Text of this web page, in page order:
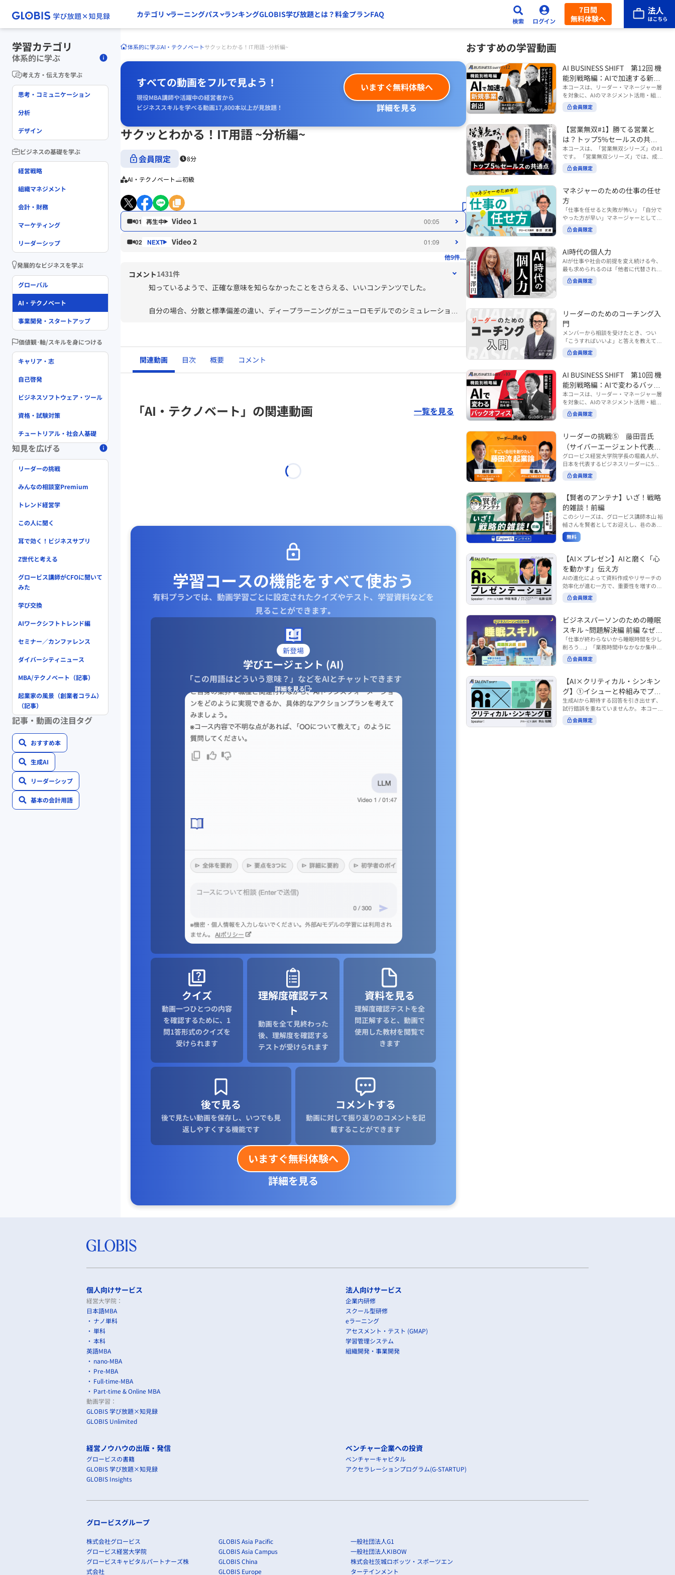
カテゴリ ラーニングパス ランキングGLOBIS学び放題とは？料金プランFAQ
7日間
無料体験へ
体系的に学ぶAI・テクノベートサクッとわかる！IT用語 ~分析編~
すべての動画をフルで見よう！
現役MBA講師や活躍中の経営者から
ビジネススキルを学べる動画17,800本以上が見放題！
いますぐ無料体験へ
詳細を見る
サクッとわかる！IT用語 ~分析編~
会員限定 8分
AI・テクノベート 初級
01 Video 1 00:05
02 Video 2
01:09
他9件...
コメント1431件
知っているようで、正確な意味を知らなかったことをさらえる、いいコンテンツでした。
自分の場合、分散と標準偏差の違い、ディープラーニングがニューロモデルでのシミュレーション
関連動画 目次 概要 コメント
「AI・テクノベート」の関連動画 一覧を見る
学習コースの機能をすべて使おう
有料プランでは、動画学習ごとに設定されたクイズやテスト、学習資料などを
見ることができます｡
新登場
学びエージェント (AI)
「この用語はどういう意味？」などをAIとチャットできます
詳細を見る
クイズ
動画一つひとつの内容
を確認するために、1
問1答形式のクイズを
受けられます
理解度確認テス
ト
動画を全て見終わった
後、理解度を確認する
テストが受けられます
資料を見る
理解度確認テストを全
問正解すると、動画で
使用した教材を閲覧で
きます
後で見る
後で見たい動画を保存し、いつでも見
返しやすくする機能です
コメントする
動画に対して振り返りのコメントを記
載することができます
いますぐ無料体験へ
詳細を見る
おすすめの学習動画
AI BUSINESS SHIFT 第12回 機
能別戦略編：AIで加速する新規
事業の創出
本コースは、リーダー・マネージャー層
を対象に、AIのマネジメント活用・組織
活用を体系的に学ぶ 『AI BUSINESS SHI
FTシリーズ（全12回）』の第12回で
る新規事業の創出」では、新規事業やス
タートアップを取り巻く環境がどのよう
に変化しているのかを俯瞰し、新たな価
値創造と非連続な成長を生み出すため
に、AI時代における事業機会の捉え方
や、成功確率を高めるための考え方につ
携わるリーダー・マネージャーの方 ・AI
を活用して事業創出のスピードや成功確
率を高めたい方 ・AI時代における新規事
業リーダーの役割やマインドセットを学
びたい方 ■AIシフトシリーズとは？ 『AI
BUSINESS SHIFTシリーズ』は以下の3
す。（順次公開） https://unlimited.glo
bis.co.jp/ja/tags/AI%E3%83%93%E3%8
2%B8%E3%83%8D%E3%82%B9%E3%
82%B7%E3%83%95%E3%83%88 ・基
礎編（第1回〜3回）：リーダーやマネー
のリーダーシップや組織変革を中心に学
ぶコース ・機能別戦略編（第8回〜12
回）：AI時代における機能別での戦略の
あり方を中心に学ぶコース より実践的な
AIツールの活用法について学びたい方は
『AI WORK SHIFTシリーズ』をご視聴く
3%BC%E3%82%AF%E3%82%B7%E3%
83%95%E3%83%88 ※本コースは、AIの
マネジメント活用を学ぶ「AIビジネスシ
フト」シリーズの一環として提供してい
ます。 ※本動画は、制作時点の情報に基
づき作成したものです（2026年03月制
会員限定
【営業無双#1】勝てる営業と
は？トップ5%セールスの共通
点
本コースは、「営業無双シリーズ」の#1
です。 「営業無双シリーズ」では、成約
率アップに向けて、お客様に選ばれ続け
る無双の営業になるための実践的な考え
（#2以降は順次公開） 本コースでは、
「勝てる営業とは？トップ5%セールス
の共通点」をテーマに BtoBでお客様に
選ばれる営業の役割 トップ5％のセール
スに共通する行動や考え方 成果につなが
る実践的なポイント などを解説します。
◾️こんな方におすすめ 提案しても顧客に
が多い方 顧客の本当の課題や決裁者の判
断基準をつかみきれず、案件が前に進ま
ない方 再現性のある営業テクニックを身
につけたい方 ※本動画は、制作時点の情
報に基づき作成したものです（2026年7
会員限定
マネジャーのための仕事の任せ
方
「仕事を任せると失敗が怖い」「自分で
やった方が早い」マネージャーとしてメ
ンバーやチームの力を引き出しながら成
果を上げるには、どのように仕事を任せ
い時代において、マネージャーとして成
果を上げ続けるためには、メンバーの個
性や特性を理解し、それに合わせた効果
的な任せ方を身につけることが重要で
す。このコースでは、ソーシャルスタイ
し、自身のリーダーシップを発揮できる
ようになっていきます。 ※本動画は、制
作時点の情報に基づき作成したものです
（2024年12月制作）
会員限定
AI時代の個人力
AIが仕事や社会の前提を変え続ける今、
最も求められるのは「他者に代替されな
い個としての力」“個人力”です。 本コー
スでは、澤円氏の著書『個人力』をもと
ーマは、「Being（ありたい自分）」を
中心に据え、自ら考え（Think）、変化
し（Transform）、協働する（Collabor
ate）ことで、自分らしい価値を発揮し
ていくこと。 リスキリングやAI活用が叫
ばれる今こそ、スキルより先に“自分の
軸”を問うことが重要です。 あなたは何
か？ このコースは、あなたが“ありたい
自分”として生き、キャリアをデザイン
していくための思考と行動のガイドにな
ります。 ※本動画は、制作時点の情報に
基づき作成したものです（2025年11月
制作）
会員限定
リーダーのためのコーチング入
門
メンバーから相談を受けたとき、つい
「こうすればいいよ」と答えを教えてし
まう。 あるいは、「自分で考えてほし
い」と思うあまり、すべて任せきりにし
つつ、自律的に仕事を進めてもらうため
にはどうすればよいのか。 こうした悩み
に直面するリーダー・マネージャーの方
は多いのではないでしょうか。 変化が激
しく、正解のない現代においては、指示
や助言にとどまらず、メンバーの思考を
引き出し、自律的な行動を促す「コーチ
す。 本コースでは、基礎的なコーチング
の考え方を押さえたうえで、実際の職場
で起こりがちな事例をもとに、相手の思
考と行動を引き出す関わり方を学びま
す。 また、代表的なコーチングのフレー
ムワークである「GROWモデル」を取り
の主体性を引き出していくのかを、わか
りやすく解説します。 メンバーとの対話
を、成長を促す機会へと変えていく。そ
の第一歩としておすすめのコースです。
コース内で紹介している「傾聴力」を深
めたい方は、こちらも合わせてご覧くだ
さい。 ・傾聴力 ~リーダーのための聴く
is.co.jp/ja/courses/fe285262/learn/step
s/59808 ・傾聴力 ~リーダーのための聴
く技術~（実践編） https://unlimited.gl
obis.co.jp/ja/courses/01d24a39/learn/s
teps/59813 ※本動画は、制作時点の情
報に基づき作成したものです（2026年6
月制作）
会員限定
AI BUSINESS SHIFT 第10回 機
能別戦略編：AIで変わるバック
オフィス
本コースは、リーダー・マネージャー層
を対象に、AIのマネジメント活用・組織
活用を体系的に学ぶ 『AI BUSINESS SHI
FTシリーズ（全12回）』の第10回で
バックオフィス」では、人事・総務・労
務・経理・情報システムなどのバックオ
フィス領域において、定型業務の自動化
や効率化といった現場レベルのAI活用だ
けでなく、いかにして経営や戦略に貢献
する存在へと進化していくのかについて
考えを深め、学んでいきます。 ■こんな
理・情シスなど、バックオフィス部門を
率いるリーダー・マネージャーの方 ・バ
ックオフィス業務へのAI活用やDX推進を
担っている方 ・AI時代におけるバックオ
フィスの役割や戦略のあり方を考えたい
方 ■AIシフトシリーズとは？ 『AI BUSI
で設計された全12回のシリーズです。
（順次公開） https://unlimited.globis.c
o.jp/ja/tags/AI%E3%83%93%E3%82%B
8%E3%83%8D%E3%82%B9%E3%82%
B7%E3%83%95%E3%83%88 ・基礎編
（第1回〜3回）：リーダーやマネージャ
ーに求められる、AI時代の基礎的なリテ
ジメント編（第4回〜7回）：AI時代のリ
ーダーシップや組織変革を中心に学ぶコ
ース ・機能別戦略編（第8回〜12回）：
AI時代における機能別での戦略のあり方
を中心に学ぶコース より実践的なAIツー
ルの活用法について学びたい方は『AI W
earch?tag=AI%E3%83%AF%E3%83%B
C%E3%82%AF%E3%82%B7%E3%83%
95%E3%83%88 ※本コースは、AIのマネ
ジメント活用を学ぶ「AIビジネスシフ
ト」シリーズの一環として提供していま
す。 ※本動画は、制作時点の情報に基づ
会員限定
リーダーの挑戦⑤ 藤田晋氏
（サイバーエージェント代表取
締役）
グロービス経営大学院学長の堀義人が、
日本を代表するビジネスリーダーに5つ
の質問（能力開発／挑戦／試練／仲間／
志）を投げかけ、その人生哲学を解き明
ーエージェント代表取締役の藤田晋氏。
起業の理由、経営をどうやって学んだ
か、アメーバブログ・ABEMAの立ち上
げ、経営チームづくりについてなど聞い
ていきます。（肩書きは2020年12月11
日撮影当時のもの） 藤田 晋 サイバー
ス・キャピタル・パートナーズ 代表パ
ートナー
会員限定
【賢者のアンテナ】いざ！戦略
的雑談！前編
このシリーズは、グロービス講師本山 裕
輔さんを賢者としてお迎えし、巷のあり
とあらゆるものを独自の視点で紐解き、
皆様の学びの意欲を刺激するコンテンツ
期配信されます。 取り上げて欲しいご質
問やテーマ、感想を随時受け付けていま
す。 グーグルフォーム（https://forms.g
le/qqoBYuRUmUYz4scC6） または グ
ロ放題編集部員のX（https://x.com/mai
rakobayashi） まで、ぜひご要望をお
6月制作）
無料
【AI×プレゼン】AIと磨く「心
を動かす」伝え方
AIの進化によって資料作成やリサーチの
効率化が進む一方で、重要性を増すのが
「伝える力」です。本コースでは、AI時
代のプレゼンに求められるデリバリース
を客観的に評価し、改善できるAI活用法
も紹介。大事な場面で「心を動かす」プ
レゼンをしたい方におすすめです。関連
コース「プレゼンテーションスキル」も
併せてご覧ください。 ▼プレゼン動画分
析プロンプト（辛口） https://hodai.glo
bis.co.jp/learning_documents/6f976cd
ル https://unlimited.globis.co.jp/ja/co
urses/598f3254/ ※本コースは、AI時代
のビジネススキルを学ぶ「AIタレントシ
フト」シリーズの一環として提供してい
ます。 https://unlimited.globis.co.jp/j
a/tags/AI%E3%82%BF%E3%83%AC%E
会員限定
ビジネスパーソンのための睡眠
スキル ~問題解決編 前編 なぜ眠
れないのか？~
「仕事が終わらないから睡眠時間を少し
削ろう…」「業務時間中なかなか集中で
きない…」「毎日朝起きるのがつら
い…」。 あなたはこのような経験をした
トの時間をやりくりするために、真っ先
に削りがちなのが「睡眠」時間。 実は
今、日本社会は世界と比較して「最も眠
らない国」だということもわかってきて
います。 慢性的な睡眠不足は、心身の健
康に悪影響なだけでなく、仕事のパフォ
ーマンスにも当然大きな影響を与え、社
会員限定
【AI×クリティカル・シンキン
グ】①イシューと枠組みでプロ
ンプトを磨く
生成AIから期待する回答を引き出せず、
試行錯誤を重ねていませんか。 本コース
では、生成AI活用の質を高める鍵とし
て、クリティカル・シンキングの視点か
会員限定
学習カテゴリ
体系的に学ぶ
考え方・伝え方を学ぶ
思考・コミュニケーション
分析
デザイン
ビジネスの基礎を学ぶ
経営戦略
組織マネジメント
会計・財務
マーケティング
リーダーシップ
発展的なビジネスを学ぶ
グローバル
AI・テクノベート
事業開発・スタートアップ
価値観･軸/スキルを身につける
キャリア・志
自己啓発
ビジネスソフトウェア・ツール
資格・試験対策
チュートリアル・社会人基礎
知見を広げる
リーダーの挑戦
みんなの相談室Premium
トレンド経営学
この人に聞く
耳で効く！ビジネスサプリ
Z世代と考える
グロービス講師がCFOに聞いて
みた
学び交換
AIワークシフトトレンド編
セミナー／カンファレンス
ダイバーシティニュース
MBA/テクノベート（記事）
起業家の風景（創業者コラム）
（記事）
記事・動画の注目タグ
おすすめ本
生成AI
リーダーシップ
基本の会計用語
個人向けサービス
経営大学院：
日本語MBA
ナノ単科
単科
本科
英語MBA
nano-MBA
Pre-MBA
Full-time-MBA
Part-time & Online MBA
動画学習：
GLOBIS 学び放題×知見録
GLOBIS Unlimited
法人向けサービス
企業内研修
スクール型研修
eラーニング
アセスメント・テスト (GMAP)
学習管理システム
組織開発・事業開発
経営ノウハウの出版・発信
グロービスの書籍
GLOBIS 学び放題×知見録
GLOBIS Insights
ベンチャー企業への投資
ベンチャーキャピタル
アクセラレーションプログラム(G-STARTUP)
グロービスグループ
株式会社グロービス
グロービス経営大学院
グロービスキャピタルパートナーズ株
式会社
GLOBIS Asia Pacific
GLOBIS Asia Campus
GLOBIS China
GLOBIS Europe
一般社団法人G1
一般社団法人KIBOW
株式会社茨城ロボッツ・スポーツエン
ターテインメント